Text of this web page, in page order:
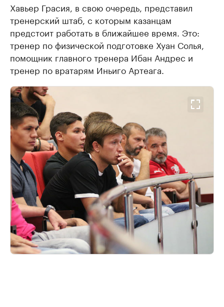
Хавьер Грасия, в свою очередь, представил
тренерский штаб, с которым казанцам
предстоит работать в ближайшее время. Это:
тренер по физической подготовке Хуан Солья,
помощник главного тренера Ибан Андрес и
тренер по вратарям Иньиго Артеага.